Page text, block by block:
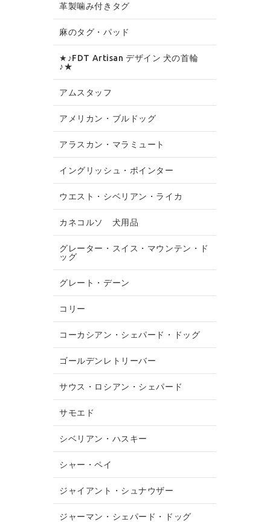
革製噛み付きタグ
麻のタグ・パッド
★♪FDT Artisan デザイン 犬の首輪
♪★
アムスタッフ
アメリカン・ブルドッグ
アラスカン・マラミュート
イングリッシュ・ポインター
ウエスト・シベリアン・ライカ
カネコルソ 犬用品
グレーター・スイス・マウンテン・ド
ッグ
グレート・デーン
コリー
コーカシアン・シェパード・ドッグ
ゴールデンレトリーバー
サウス・ロシアン・シェパード
サモエド
シベリアン・ハスキー
シャー・ペイ
ジャイアント・シュナウザー
ジャーマン・シェパード・ドッグ